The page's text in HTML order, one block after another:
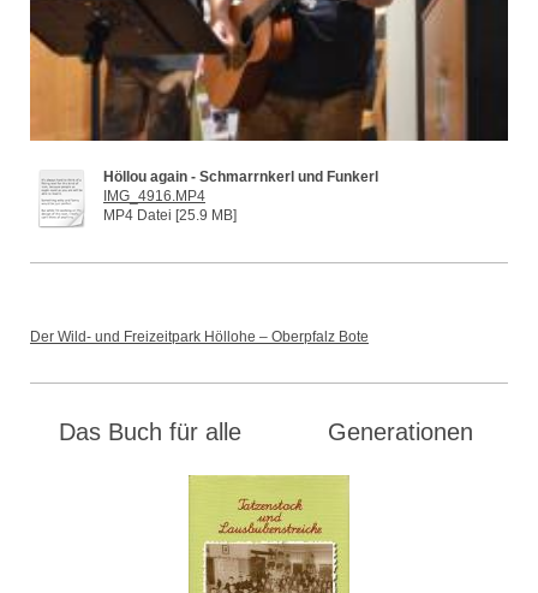
Höllou again - Schmarrnkerl und Funkerl
IMG_4916.MP4
MP4 Datei [25.9 MB]
Der Wild- und Freizeitpark Höllohe – Oberpfalz Bote
Das Buch für alle Generationen